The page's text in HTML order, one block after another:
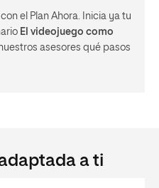
el Plan Ahora. Inicia ya tu
El videojuego como
asesores qué pasos
a ti